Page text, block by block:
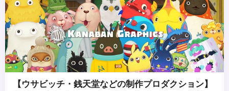
・監督や撮影監督、美術部門などの各チームとの密な連携が可能で
あること（要コミュニケーションスキル）
・幅広い制作業務に柔軟に対応頂ける方
【ウサビッチ・銭天堂などの制作プロダクション】